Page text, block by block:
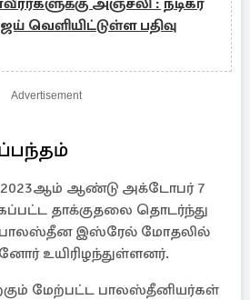
அஞ்சலி : நடிகர்
வெளியிட்டுள்ள பதிவு
Advertisement
2023ஆம் ஆண்டு அக்டோபர் 7
தாக்குதலை தொடர்ந்து
பாலஸ்தீன இஸ்ரேல் மோதலில்
உயிரிழந்துள்ளனர்.
மேற்பட்ட பாலஸ்தீனியர்கள்